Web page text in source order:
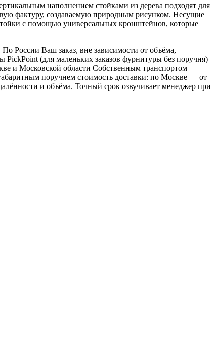
наполнением стойками из дерева подходят для
фактуру, создаваемую природным рисунком. Несущие
с помощью универсальных кронштейнов, которые
России Ваш заказ, вне зависимости от объёма,
(для маленьких заказов фурнитуры без поручня)
и Московской области Собственным транспортом
поручнем стоимость доставки: по Москве — от
и объёма. Точный срок озвучивает менеджер при